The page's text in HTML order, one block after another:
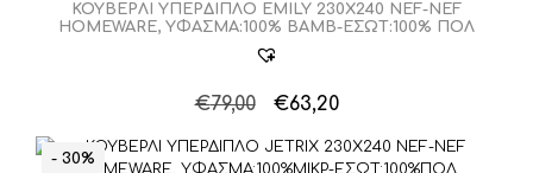
ΚΟΥΒΕΡΛΙ ΥΠΕΡΔΙΠΛΟ EMILY 230X240 NEF-NEF
HOMEWARE, ΥΦΑΣΜΑ:100% BAMB-ΕΣΩΤ:100% ΠΟΛ
€79,00
Original
was:
€63,20Η
τιμή
το
- 30%